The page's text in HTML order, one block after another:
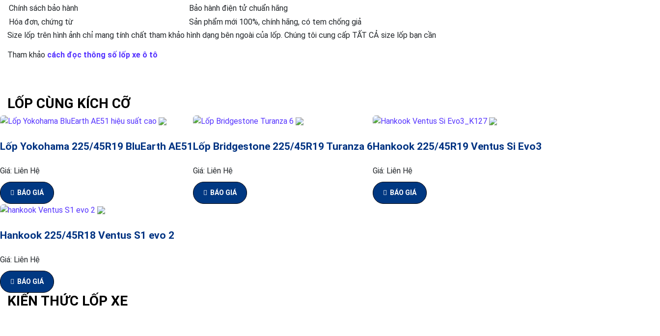
Chính sách bảo hành
Bảo hành điện tử chuẩn hãng
Hóa đơn, chứng từ
Sản phẩm mới 100%, chính hãng, có tem chống giả
Size lốp trên hình ảnh chỉ mang tính chất tham khảo hình dạng bên ngoài của lốp. Chúng tôi cung cấp TẤT CẢ size lốp bạn cần
Tham khảo cách đọc thông số lốp xe ô tô
LỐP CÙNG KÍCH CỠ
Lốp Yokohama 225/45R19 BluEarth AE51
Giá: Liên Hệ
BÁO GIÁ
Lốp Bridgestone 225/45R19 Turanza 6
Giá: Liên Hệ
BÁO GIÁ
Hankook 225/45R19 Ventus Si Evo3
Giá: Liên Hệ
BÁO GIÁ
Hankook 225/45R18 Ventus S1 evo 2
Giá: Liên Hệ
BÁO GIÁ
KIẾN THỨC LỐP XE